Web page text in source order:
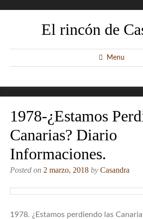
El rincón de
Menu
1978-¿Estamos
Canarias? Diario
Informaciones.
Posted on 2 marzo, 2018 by Casandra
1978. ¿Estamos perdiendo las